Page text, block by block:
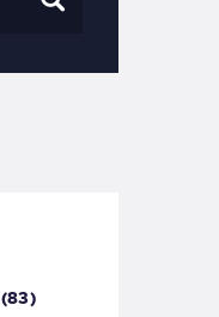
(83)